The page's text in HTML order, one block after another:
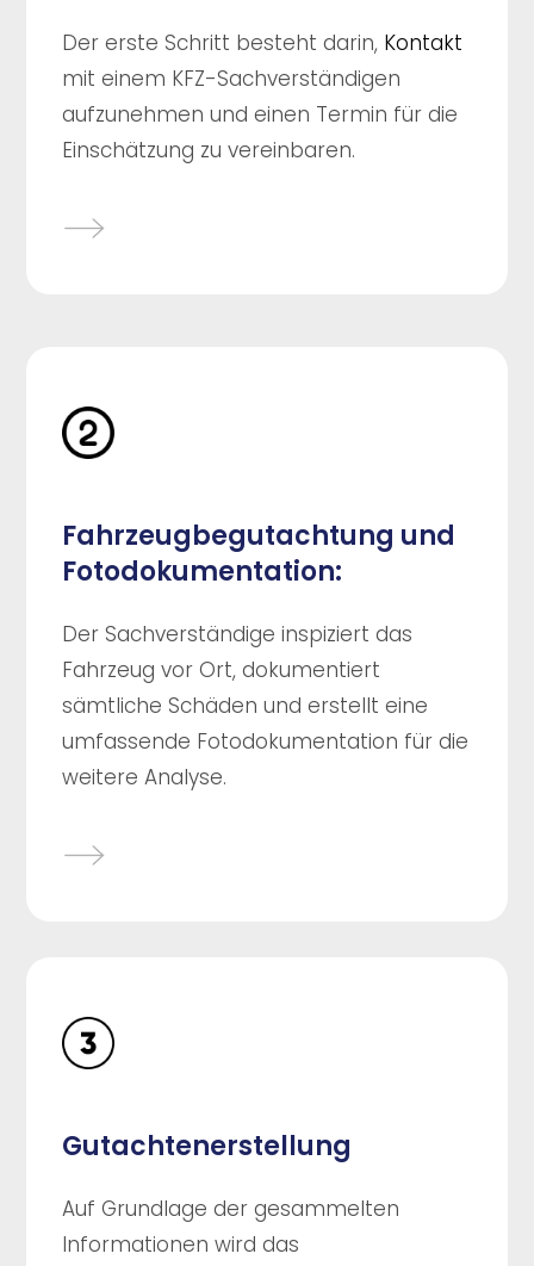
Der erste Schritt besteht darin, Kontakt
mit einem KFZ-Sachverständigen
aufzunehmen und einen Termin für die
Einschätzung zu vereinbaren.
Fahrzeugbegutachtung und
Fotodokumentation:
Der Sachverständige inspiziert das
Fahrzeug vor Ort, dokumentiert
sämtliche Schäden und erstellt eine
umfassende Fotodokumentation für die
weitere Analyse.
Gutachtenerstellung
Auf Grundlage der gesammelten
Informationen wird das